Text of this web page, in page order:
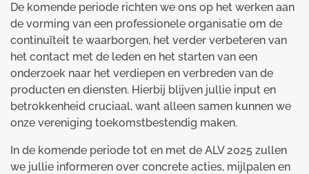
De komende periode richten we ons op het werken aan
de vorming van een professionele organisatie om de
continuïteit te waarborgen, het verder verbeteren van
het contact met de leden en het starten van een
onderzoek naar het verdiepen en verbreden van de
producten en diensten. Hierbij blijven jullie input en
betrokkenheid cruciaal, want alleen samen kunnen we
onze vereniging toekomstbestendig maken.
In de komende periode tot en met de ALV 2025 zullen
we jullie informeren over concrete acties, mijlpalen en